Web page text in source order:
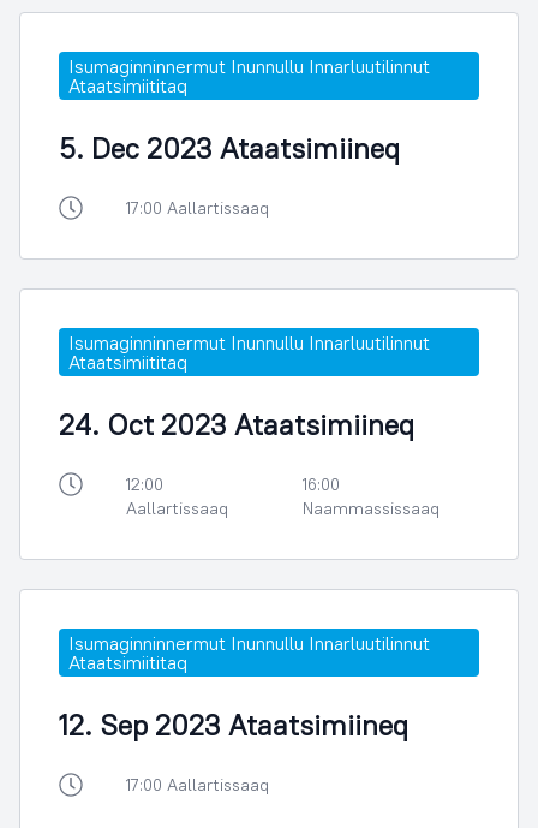
Isumaginninnermut Inunnullu Innarluutilinnut
Ataatsimiititaq
5. Dec 2023 Ataatsimiineq
17:00 Aallartissaaq
Isumaginninnermut Inunnullu Innarluutilinnut
Ataatsimiititaq
24. Oct 2023 Ataatsimiineq
12:00
Aallartissaaq
16:00
Naammassissaaq
Isumaginninnermut Inunnullu Innarluutilinnut
Ataatsimiititaq
12. Sep 2023 Ataatsimiineq
17:00 Aallartissaaq